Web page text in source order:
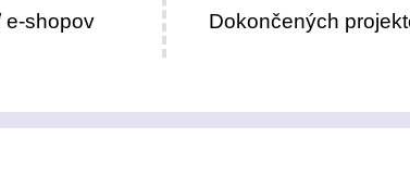
e-shopov Dokončených